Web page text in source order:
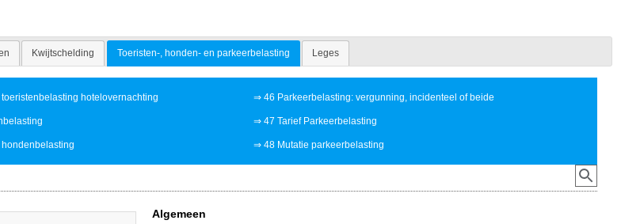
Kwijtschelding Toeristen-, honden- en parkeerbelasting Leges
hotelovernachting ⇒ 46 Parkeerbelasting: vergunning, incidenteel of beide
⇒ 47 Tarief Parkeerbelasting
⇒ 48 Mutatie parkeerbelasting
Algemeen